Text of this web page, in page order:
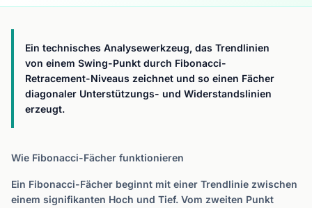
Ein technisches Analysewerkzeug, das Trendlinien
von einem Swing-Punkt durch Fibonacci-
Retracement-Niveaus zeichnet und so einen Fächer
diagonaler Unterstützungs- und Widerstandslinien
erzeugt.
Wie Fibonacci-Fächer funktionieren
Ein Fibonacci-Fächer beginnt mit einer Trendlinie zwischen
einem signifikanten Hoch und Tief. Vom zweiten Punkt